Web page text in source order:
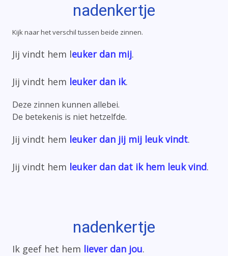
nadenkertje
Kijk naar het verschil tussen beide zinnen.
Jij vindt hem leuker dan mij.
Jij vindt hem leuker dan ik.
Deze zinnen kunnen allebei.
De betekenis is niet hetzelfde.
Jij vindt hem leuker dan jij mij leuk vindt.
Jij vindt hem leuker dan dat ik hem leuk vind.
nadenkertje
Ik geef het hem liever dan jou.